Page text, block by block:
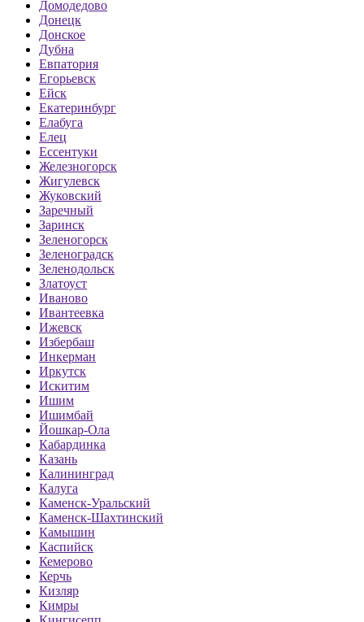
Домодедово
Донецк
Донское
Дубна
Евпатория
Егорьевск
Ейск
Екатеринбург
Елабуга
Елец
Ессентуки
Железногорск
Жигулевск
Жуковский
Заречный
Заринск
Зеленогорск
Зеленоградск
Зеленодольск
Златоуст
Иваново
Ивантеевка
Ижевск
Избербаш
Инкерман
Иркутск
Искитим
Ишим
Ишимбай
Йошкар-Ола
Кабардинка
Казань
Калининград
Калуга
Каменск-Уральский
Каменск-Шахтинский
Камышин
Каспийск
Кемерово
Керчь
Кизляр
Кимры